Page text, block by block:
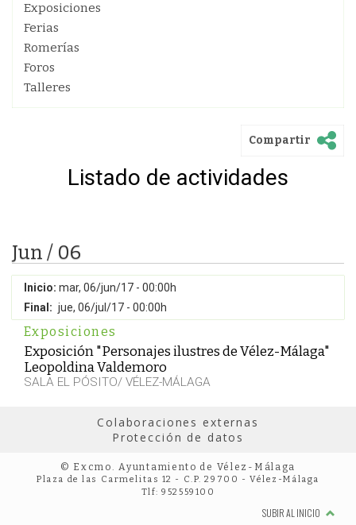
Exposiciones
Ferias
Romerías
Foros
Talleres
Compartir
Listado de actividades
Jun / 06
Inicio: mar, 06/jun/17 - 00:00h
Final: jue, 06/jul/17 - 00:00h
Exposiciones
Exposición "Personajes ilustres de Vélez-Málaga"
Leopoldina Valdemoro
SALA EL PÓSITO/ VÉLEZ-MÁLAGA
Colaboraciones externas
Protección de datos
© Excmo. Ayuntamiento de Vélez-Málaga
Plaza de las Carmelitas 12 - C.P. 29700 - Vélez-Málaga
Tlf: 952559100
SUBIR AL INICIO